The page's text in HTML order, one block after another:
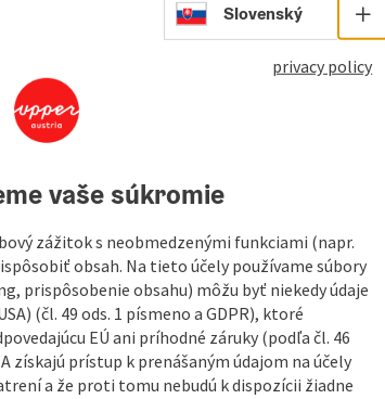
Slovenský
privacy policy
vaše súkromie
zážitok s neobmedzenými funkciami (napr.
obsah. Na tieto účely používame súbory
prispôsobenie obsahu) môžu byť niekedy údaje
(čl. 49 ods. 1 písmeno a GDPR), ktoré
EÚ ani príhodné záruky (podľa čl. 46
získajú prístup k prenášaným údajom na účely
a že proti tomu nebudú k dispozícii žiadne